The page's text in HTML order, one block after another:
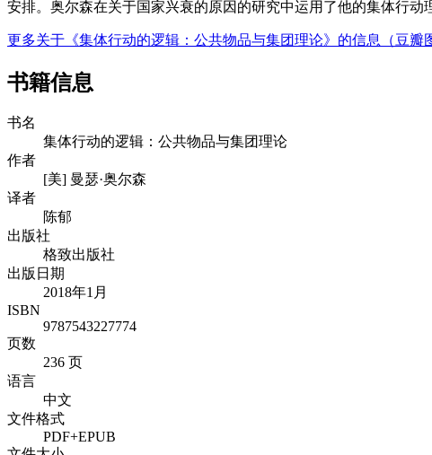
安排。奥尔森在关于国家兴衰的原因的研究中运用了他的集体行
更多关于《集体行动的逻辑：公共物品与集团理论》的信息（豆瓣
书籍信息
书名
集体行动的逻辑：公共物品与集团理论
作者
[美] 曼瑟·奥尔森
译者
陈郁
出版社
格致出版社
出版日期
2018年1月
ISBN
9787543227774
页数
236 页
语言
中文
文件格式
PDF+EPUB